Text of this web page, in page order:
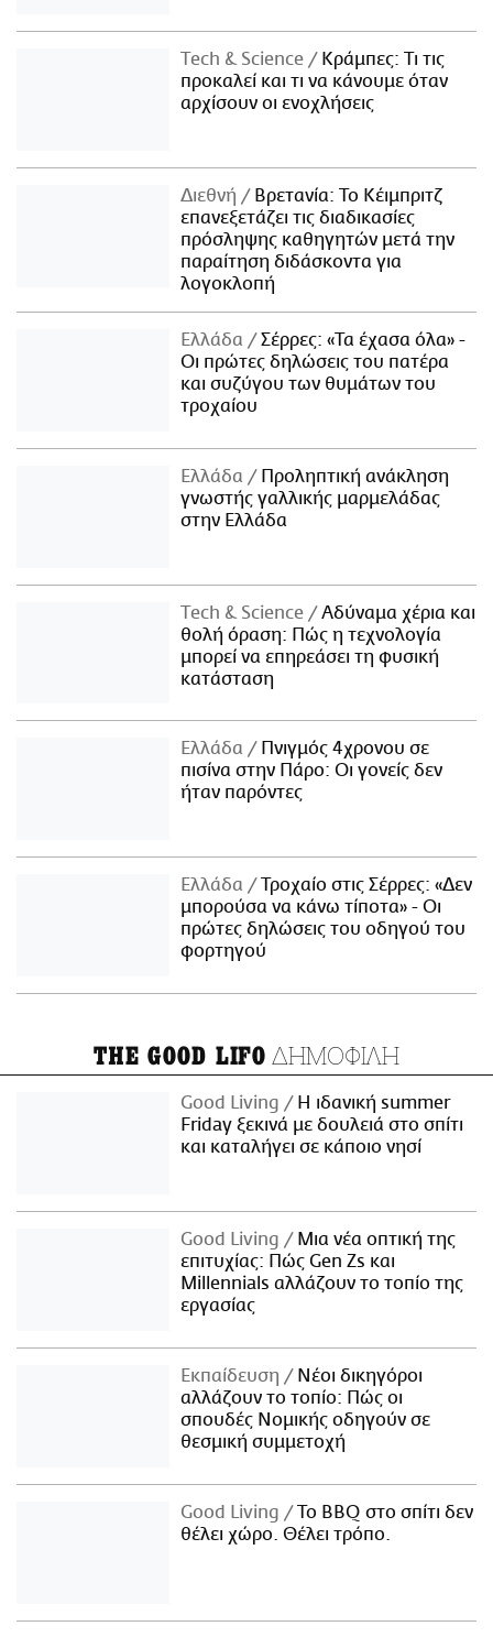
Τech & Science
Κράμπες: Τι τις
προκαλεί και τι να κάνουμε όταν
αρχίσουν οι ενοχλήσεις
Διεθνή
Βρετανία: Το Κέιμπριτζ
επανεξετάζει τις διαδικασίες
πρόσληψης καθηγητών μετά την
παραίτηση διδάσκοντα για
λογοκλοπή
Ελλάδα
Σέρρες: «Τα έχασα όλα» -
Οι πρώτες δηλώσεις του πατέρα
και συζύγου των θυμάτων του
τροχαίου
Ελλάδα
Προληπτική ανάκληση
γνωστής γαλλικής μαρμελάδας
στην Ελλάδα
Τech & Science
Αδύναμα χέρια και
θολή όραση: Πώς η τεχνολογία
μπορεί να επηρεάσει τη φυσική
κατάσταση
Ελλάδα
Πνιγμός 4χρονου σε
πισίνα στην Πάρο: Οι γονείς δεν
ήταν παρόντες
Ελλάδα
Τροχαίο στις Σέρρες: «Δεν
μπορούσα να κάνω τίποτα» - Οι
πρώτες δηλώσεις του οδηγού του
φορτηγού
THE GOOD LIFO ΔΗΜΟΦΙΛΗ
Good Living
Η ιδανική summer
Friday ξεκινά με δουλειά στο σπίτι
και καταλήγει σε κάποιο νησί
Good Living
Μια νέα οπτική της
επιτυχίας: Πώς Gen Zs και
Millennials αλλάζουν το τοπίο της
εργασίας
Εκπαίδευση
Νέοι δικηγόροι
αλλάζουν το τοπίο: Πώς οι
σπουδές Νομικής οδηγούν σε
θεσμική συμμετοχή
Good Living
Το BBQ στο σπίτι δεν
θέλει χώρο. Θέλει τρόπο.